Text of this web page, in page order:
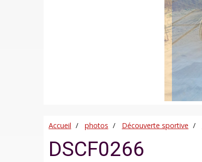
Accueil photos Découverte sportive
DSCF0266